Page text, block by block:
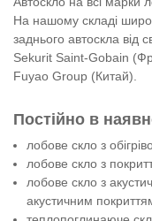
На нашому складі
заднього автоскла від
Sekurit Saint-Gobain
Fuyao Group (Китай).
Постійно в
лобове скло з
лобове скло з
лобове скло з
акустичним